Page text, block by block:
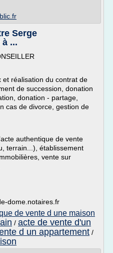
Serge
...
et réalisation du contrat de
de succession, donation
donation - partage,
cas de divorce, gestion de
authentique de vente
terrain...), établissement
vente sur
dome.notaires.fr
de vente d une maison
/ acte de vente d'un
d un appartement /